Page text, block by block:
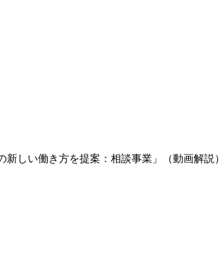
新しい働き方を提案：相談事業」（動画解説）